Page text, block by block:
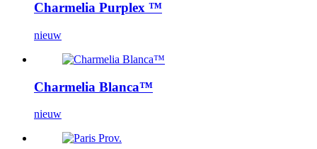
Charmelia Purplex ™
nieuw
Charmelia Blanca™
nieuw